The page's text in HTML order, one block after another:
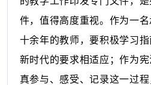
件，值得高度重视。作为一
十余年的教师，要积极学习
新时代的要求相适应；作为
真参与、感受、记录这一过